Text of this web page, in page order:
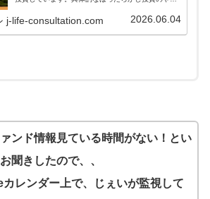
j-life-consultation.com 2026.06.04
ンド情報見ている時間がない！とい
聞きしたので、、
レンダー上で、じぇいが監視して